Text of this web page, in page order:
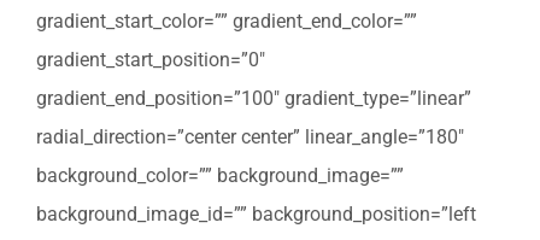
gradient_start_color=”” gradient_end_color=””
gradient_start_position=”0″
gradient_end_position=”100″ gradient_type=”linear”
radial_direction=”center center” linear_angle=”180″
background_color=”” background_image=””
background_image_id=”” background_position=”left